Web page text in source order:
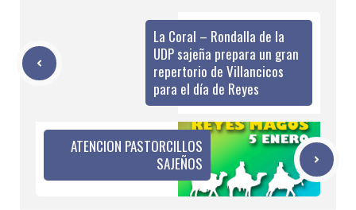
La Coral – Rondalla de la
UDP sajeña prepara un gran
repertorio de Villancicos
para el día de Reyes
ATENCION PASTORCILLOS
SAJEÑOS